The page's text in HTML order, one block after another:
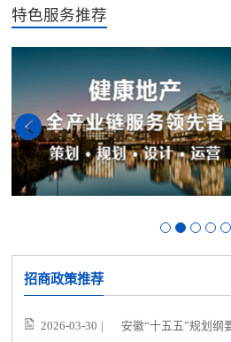
特色服务推荐
招商政策推荐
2026-03-30 安徽“十五五”规划纲